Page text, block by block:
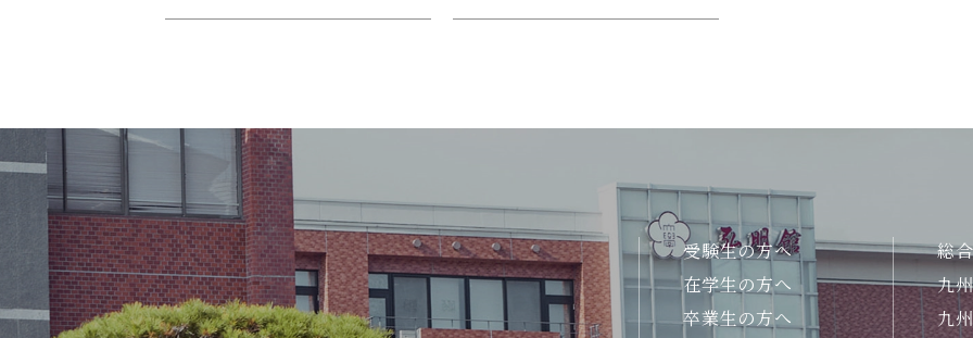
受験生の方へ
在学生の方へ
卒業生の方へ
総
九
九